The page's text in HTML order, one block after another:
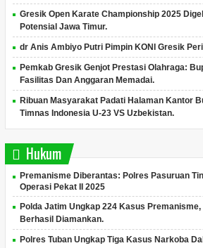
Gresik Open Karate Championship 2025
Potensial Jawa Timur.
dr Anis Ambiyo Putri Pimpin KONI Gresik
Pemkab Gresik Genjot Prestasi Olahraga:
Fasilitas Dan Anggaran Memadai.
Ribuan Masyarakat Padati Halaman Kantor
Timnas Indonesia U-23 VS Uzbekistan.
Hukum
Premanisme Diberantas: Polres Pasuruan
Operasi Pekat II 2025
Polda Jatim Ungkap 224 Kasus
Berhasil Diamankan.
Polres Tuban Ungkap Tiga Kasus Narkoba